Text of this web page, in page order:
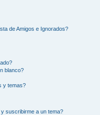
de Amigos e Ignorados?
blanco?
y temas?
suscribirme a un tema?